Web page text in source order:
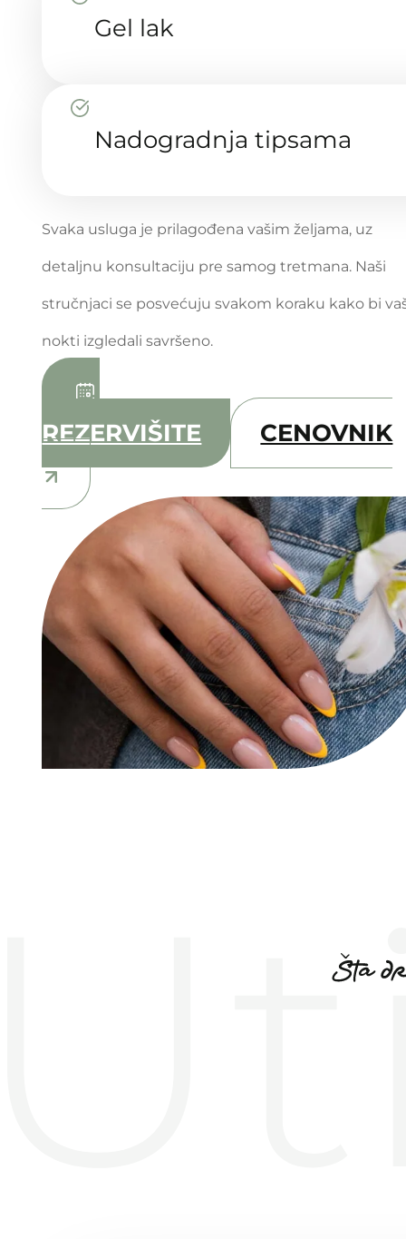
Gel lak
Nadogradnja tipsama
Svaka usluga je prilagođena vašim željama, uz
detaljnu konsultaciju pre samog tretmana. Naši
stručnjaci se posvećuju svakom koraku kako bi
nokti izgledali savršeno.
REZERVIŠITE CENOVNIK